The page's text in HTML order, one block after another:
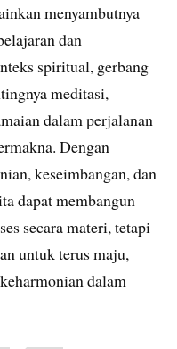
menyambutnya
dan
spiritual, gerbang
meditasi,
dalam perjalanan
Dengan
keseimbangan, dan
dapat membangun
secara materi, tetapi
untuk terus maju,
dalam